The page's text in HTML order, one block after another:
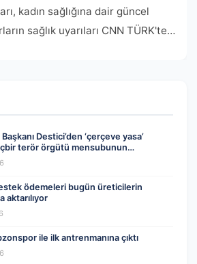
kadın sağlığına dair güncel
sağlık uyarıları CNN TÜRK'te…
Destici’den ‘çerçeve yasa’
terör örgütü mensubunun
edilemez’
ödemeleri bugün üreticilerin
aktarılıyor
ile ilk antrenmanına çıktı